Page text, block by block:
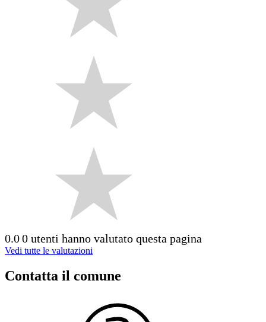
0.00 utenti hanno valutato questa pagina
Vedi tutte le valutazioni
Contatta il comune